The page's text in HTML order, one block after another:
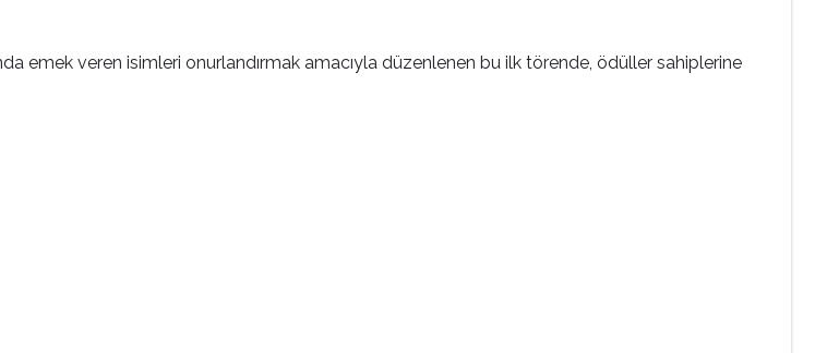
emek veren isimleri onurlandırmak amacıyla düzenlenen bu ilk törende, ödüller sahiplerine